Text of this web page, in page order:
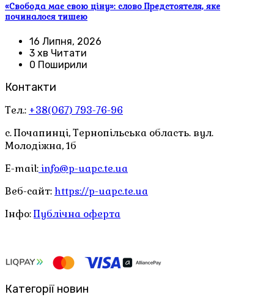
«Свобода має свою ціну»: слово Предстоятеля, яке
починалося тишею
16 Липня, 2026
3 хв Читати
0 Поширили
Контакти
Тел.: +38(067) 793-76-96
с. Почапинці, Тернопільська область. вул.
Молодіжна, 1б
E-mail: info@p-uapc.te.ua
Веб-сайт: https://p-uapc.te.ua
Інфо:Публічна оферта
Категорії новин